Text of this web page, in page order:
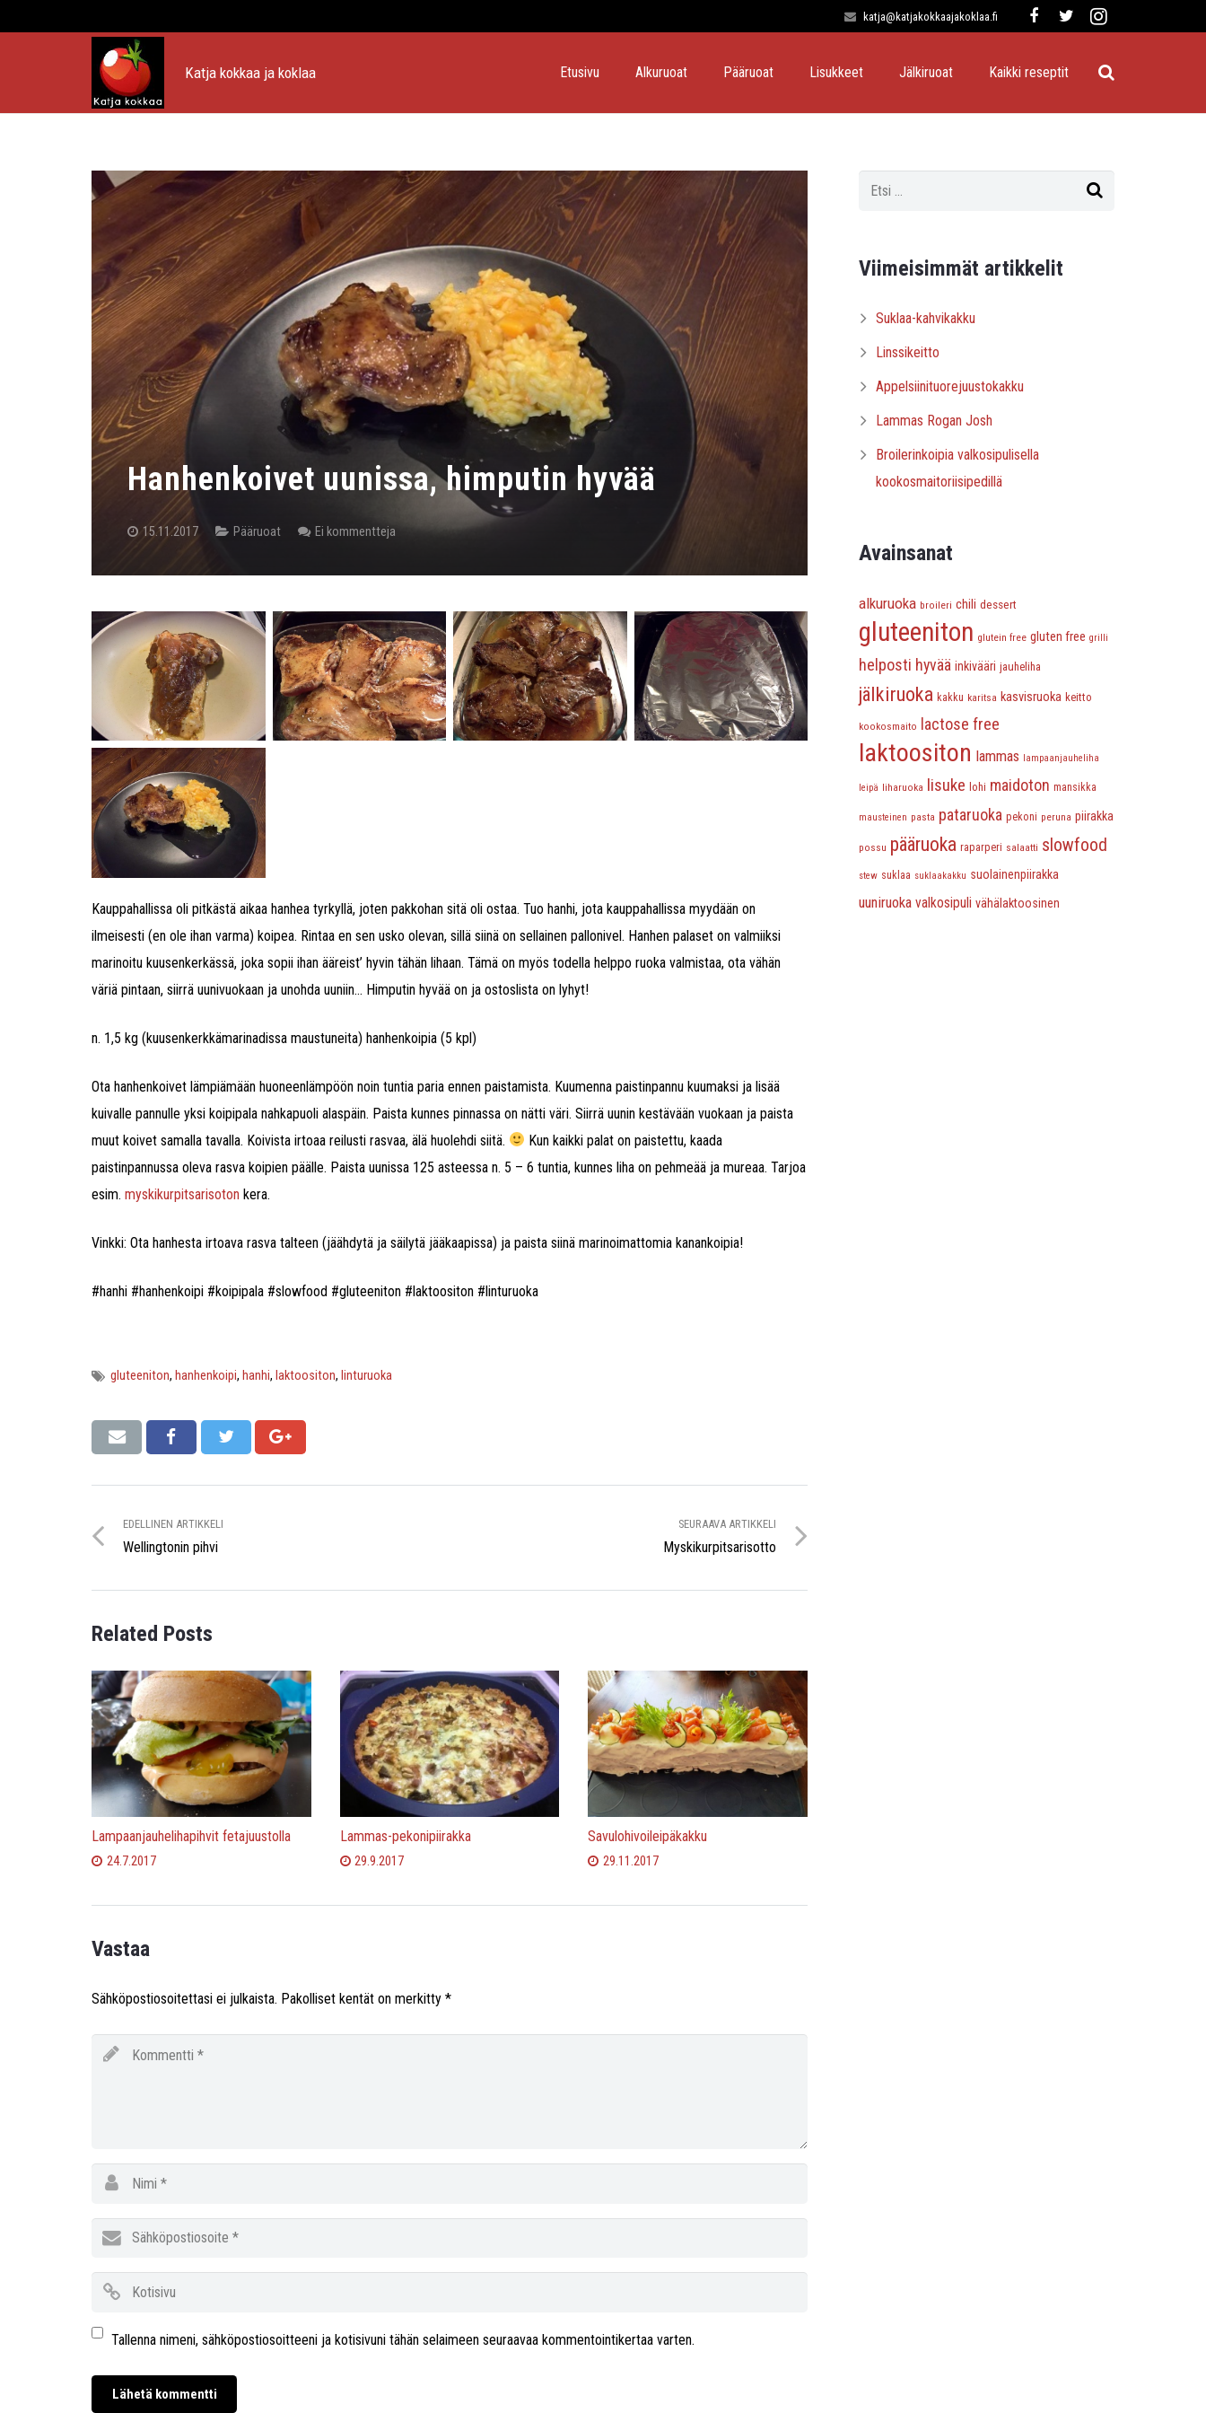
katja@katjakokkaajakoklaa.fi
Katja kokkaa ja koklaa Etusivu Alkuruoat Pääruoat Lisukkeet Jälkiruoat Kaikki reseptit
Hanhenkoivet uunissa, himputin hyvää
15.11.2017 Pääruoat Ei kommentteja
Kauppahallissa oli pitkästä aikaa hanhea tyrkyllä, joten pakkohan sitä oli ostaa. Tuo hanhi, jota kauppahallissa myydään on
ilmeisesti (en ole ihan varma) koipea. Rintaa en sen usko olevan, sillä siinä on sellainen pallonivel. Hanhen palaset on valmiiksi
marinoitu kuusenkerkässä, joka sopii ihan ääreist’ hyvin tähän lihaan. Tämä on myös todella helppo ruoka valmistaa, ota vähän
väriä pintaan, siirrä uunivuokaan ja unohda uuniin… Himputin hyvää on ja ostoslista on lyhyt!
n. 1,5 kg (kuusenkerkkämarinadissa maustuneita) hanhenkoipia (5 kpl)
Ota hanhenkoivet lämpiämään huoneenlämpöön noin tuntia paria ennen paistamista. Kuumenna paistinpannu kuumaksi ja lisää
kuivalle pannulle yksi koipipala nahkapuoli alaspäin. Paista kunnes pinnassa on nätti väri. Siirrä uunin kestävään vuokaan ja paista
muut koivet samalla tavalla. Koivista irtoaa reilusti rasvaa, älä huolehdi siitä.
Kun kaikki palat on paistettu, kaada
paistinpannussa oleva rasva koipien päälle. Paista uunissa 125 asteessa n. 5 – 6 tuntia, kunnes liha on pehmeää ja mureaa. Tarjoa
esim. myskikurpitsarisoton kera.
Vinkki: Ota hanhesta irtoava rasva talteen (jäähdytä ja säilytä jääkaapissa) ja paista siinä marinoimattomia kanankoipia!
#hanhi #hanhenkoipi #koipipala #slowfood #gluteeniton #laktoositon #linturuoka
gluteeniton, hanhenkoipi, hanhi, laktoositon, linturuoka
EDELLINEN ARTIKKELI
Wellingtonin pihvi
SEURAAVA ARTIKKELI
Myskikurpitsarisotto
Related Posts
Lampaanjauhelihapihvit fetajuustolla
24.7.2017
Lammas-pekonipiirakka
29.9.2017
Savulohivoileipäkakku
29.11.2017
Vastaa
Sähköpostiosoitettasi ei julkaista. Pakolliset kentät on merkitty *
Tallenna nimeni, sähköpostiosoitteeni ja kotisivuni tähän selaimeen seuraavaa kommentointikertaa varten.
Viimeisimmät artikkelit
Suklaa-kahvikakku
Linssikeitto
Appelsiinituorejuustokakku
Lammas Rogan Josh
Broilerinkoipia valkosipulisella
kookosmaitoriisipedillä
Avainsanat
alkuruoka broileri chili dessert
gluteeniton glutein free gluten free grilli
helposti hyvää inkivääri jauheliha
jälkiruoka kakku karitsa kasvisruoka keitto
kookosmaito lactose free
laktoositon lammas lampaanjauheliha
leipä liharuoka lisuke lohi maidoton mansikka
mausteinen pasta pataruoka pekoni peruna piirakka
possu pääruoka raparperi salaatti slowfood
stew suklaa suklaakakku suolainenpiirakka
uuniruoka valkosipuli vähälaktoosinen